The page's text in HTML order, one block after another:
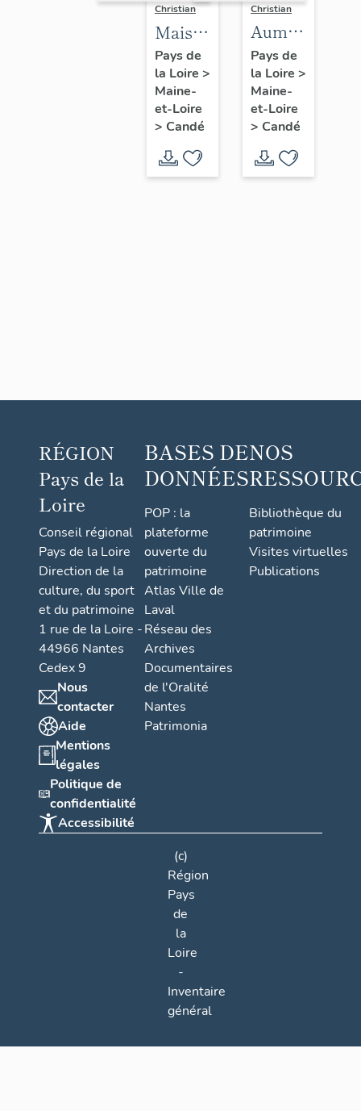
Christian
Maison,
4 à 8
rue
André-
Bru
Pays de
la Loire >
Maine-
et-Loire
> Candé
Christian
Aumônerie
Saint-
Jean,
hôpital
Saint-
Joseph,
2-4
Pays de
la Loire >
Maine-
et-Loire
> Candé
RÉGION
Pays de la
Loire
Conseil régional
Pays de la Loire
Direction de la
culture, du sport
et du patrimoine
1 rue de la Loire -
44966 Nantes
Cedex 9
Nous
contacter
Aide
Mentions
légales
Politique de
confidentialité
Accessibilité
BASES DE
DONNÉES
POP : la
plateforme
ouverte du
patrimoine
Atlas Ville de
Laval
Réseau des
Archives
Documentaires
de l'Oralité
Nantes
Patrimonia
NOS
Bibliothèque du
patrimoine
Visites virtuelles
Publications
(c)
Région
Pays
de
la
Loire
-
Inventaire
général